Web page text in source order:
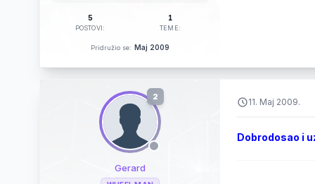
5
POSTOVI:
1
TEME:
Pridružio se: Maj 2009
2
Gerard
11. Maj 2009.
Dobrodosao i